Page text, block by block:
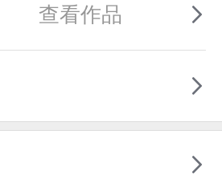
查看作品